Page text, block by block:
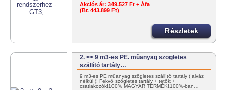
Akciós ár: 349.527 Ft + Áfa
(Br. 443.899 Ft)
Részletek
2. <> 9 m3-es PE. műanyag szögletes
szállító tartály…
9 m3-es PE műanyag szögletes szállító tartály ( alváz
nélkül )! Fekvő szögletes tartály + tetők +
csatlakozók!100% MAGYAR TERMÉK!100%-ban…